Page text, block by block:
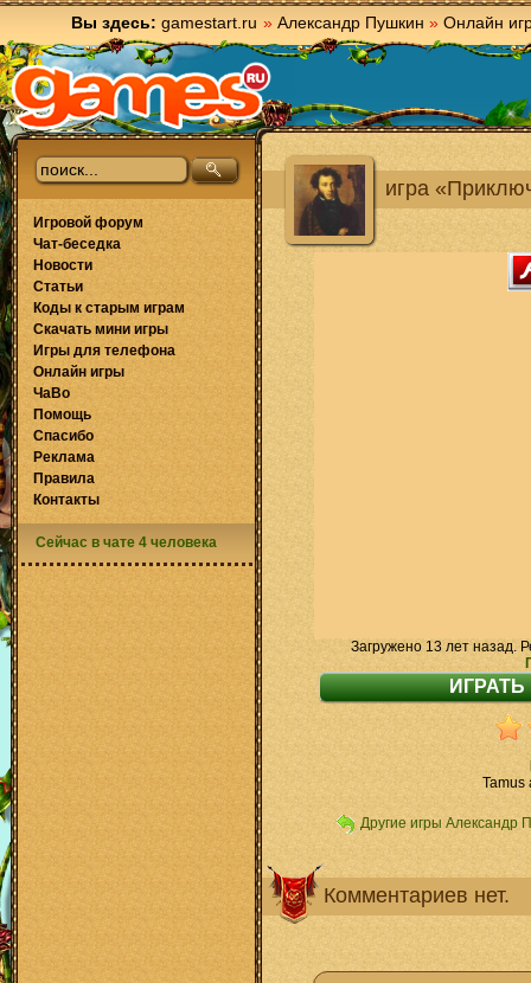
Вы здесь: gamestart.ru » Александр Пушкин » Онлайн
игра
Загружено 13 лет назад.
Tamus
Другие игры Александр
Комментариев нет.
Игровой форум
Чат-беседка
Новости
Статьи
Коды к старым играм
Скачать мини игры
Игры для телефона
Онлайн игры
ЧаВо
Помощь
Спасибо
Реклама
Правила
Контакты
Сейчас в чате 4 человека